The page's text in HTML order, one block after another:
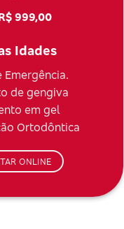
999,00
Idades
Emergência.
de gengiva
em gel
Ortodôntica
ONLINE